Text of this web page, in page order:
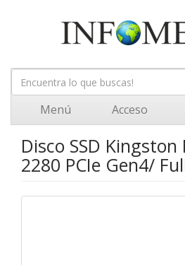
Menú Acceso
Disco SSD
2280 PCIe Gen4/